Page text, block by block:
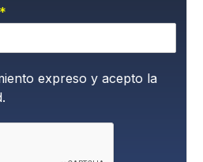
*
expreso y acepto la